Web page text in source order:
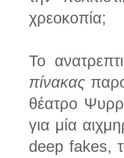
χρεοκοπία;
Το
πίνακας
θέατρο
για μία
deep fakes,